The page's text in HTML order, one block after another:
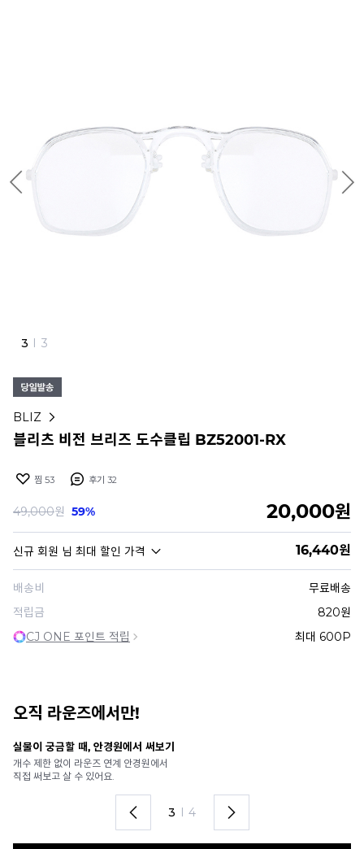
1 I 3
BLIZ
블리츠 비전 브리즈 도수클립 BZ52001-RX
찜 53 후기 32
49,000원 59% 20,000원
신규 회원 님 최대 할인 가격 16,440원
배송비
무료배송
적립금
820원
CJ ONE 포인트 적립
최대 600P
오직 라운즈에서만!
안경 렌즈 맞춤까지 한 번에
가까운 안경원으로 배송받아
렌즈 맞춤부터 피팅까지 편하게!
4 I 4